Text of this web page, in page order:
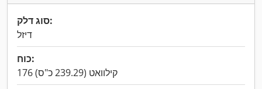
סוג דלק:
דיזל
כוח:
176 קילוואט (239.29 כ"ס)